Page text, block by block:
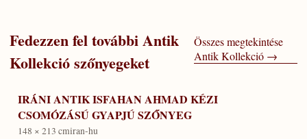
Fedezzen fel továbbiAntik
Kollekciószőnyegeket
Összes megtekintése
Antik Kollekció →
IRÁNI ANTIK ISFAHAN AHMAD KÉZI
CSOMÓZÁSÚ GYAPJÚ SZŐNYEG
148 × 213 cmiran-hu